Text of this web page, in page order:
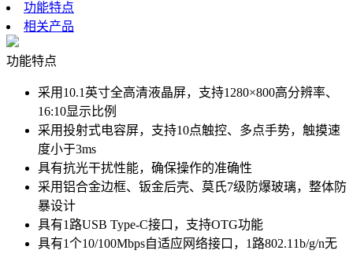
功能特点
相关产品
功能特点
采用10.1英寸全高清液晶屏，支持1280×800高分辨率、
16:10显示比例
采用投射式电容屏，支持10点触控、多点手势，触摸速
度小于3ms
具有抗光干扰性能，确保操作的准确性
采用铝合金边框、钣金后壳、莫氏7级防爆玻璃，整体防
暴设计
具有1路USB Type-C接口，支持OTG功能
具有1个10/100Mbps自适应网络接口，1路802.11b/g/n无